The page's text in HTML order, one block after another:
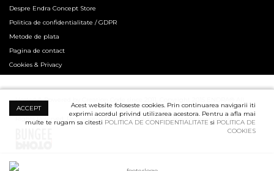
Despre Endra Concept Store
Politica de confidentialitate / GDPR
Metode de plata
Pagina de contact
Cookies & Privacy
Hosted & Powered by Creation Code since 2011. Copyright 2015 ENDRA® All
Rights Reserved. Professional Product Photography Services ensured by
ACCEPT
Acest website foloseste cookies. Prin continuarea navigarii iti
exprimi acordul privind utilizarea acestora. Pentru a afla mai
multe te rugam sa citesti POLITICA DE CONFIDENTIALITATE si POLITICA DE
COOKIES